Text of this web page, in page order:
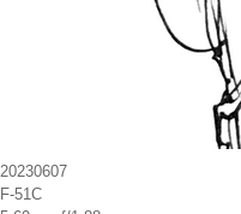
20230607
F-51C